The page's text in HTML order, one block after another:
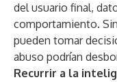
del usuario final,
comportamiento.
pueden tomar
abuso podrían
Recurrir a la